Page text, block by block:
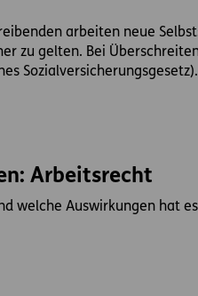
arbeiten neue
zu gelten. Bei
Sozialversicherungsgesetz).
Arbeitsrecht
welche Auswirkungen hat